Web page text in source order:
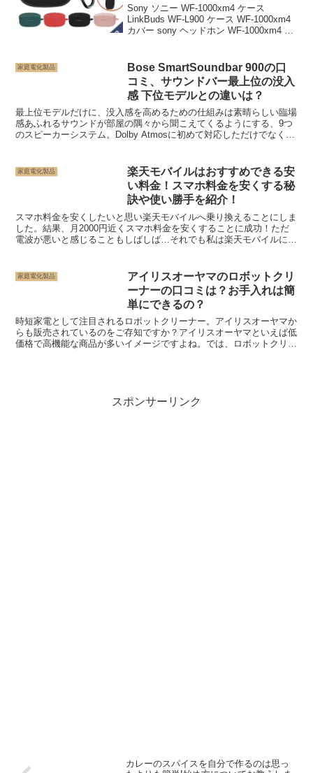
Sony ソニー WF-1000xm4 ケース
LinkBuds WF-L900 ケース WF-1000xm4
カバー sony ヘッドホン WF-1000xm4 ケ
家庭電化製品
Bose SmartSoundbar 900の口
コミ、サウンドバー最上位の没入
感 下位モデルとの違いは？
最上位モデルだけに、没入感を高めるための仕組みは素晴らしい臨場
感あふれるサウンドが部屋の隅々から聞こえてくるようにする、9つ
のスピーカーシステム。Dolby Atmosに初めて対応しただけでなく、
家庭電化製品
楽天モバイルはおすすめできる安
い料金！スマホ料金を安くする秘
訣や使い勝手を紹介！
スマホ料金を安くしたいと思い楽天モバイルへ乗り換えることにしま
した。結果、月2000円近くスマホ料金を安くすることに成功！ただ
電波が悪いと感じることもしばしば…それでも私は楽天モバイルに乗
家庭電化製品
アイリスオーヤマのロボットクリ
ーナーの口コミは？お手入れは簡
単にできるの？
時短家電として注目されるロボットクリーナー。アイリスオーヤマか
らも販売されているのをご存知ですか？アイリスオーヤマといえば低
価格で高機能な商品が多いイメージですよね。では、ロボットクリー
スポンサーリンク
カレーのスパイスを自分で作るのは思っ